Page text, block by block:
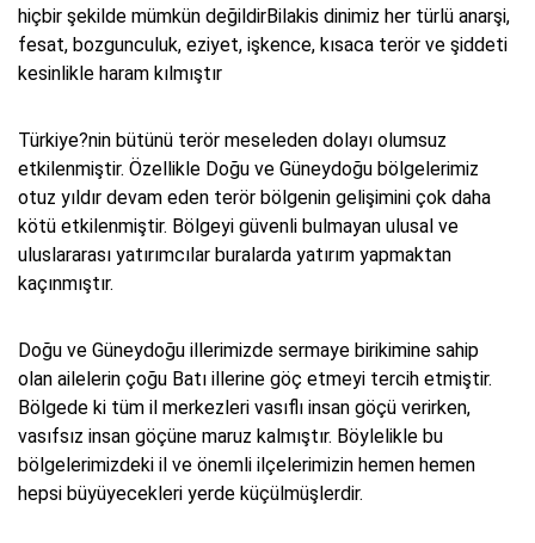
hiçbir şekilde mümkün değildirBilakis dinimiz her türlü anarşi,
fesat, bozgunculuk, eziyet, işkence, kısaca terör ve şiddeti
kesinlikle haram kılmıştır
Türkiye?nin bütünü terör meseleden dolayı olumsuz
etkilenmiştir. Özellikle Doğu ve Güneydoğu bölgelerimiz
otuz yıldır devam eden terör bölgenin gelişimini çok daha
kötü etkilenmiştir. Bölgeyi güvenli bulmayan ulusal ve
uluslararası yatırımcılar buralarda yatırım yapmaktan
kaçınmıştır.
Doğu ve Güneydoğu illerimizde sermaye birikimine sahip
olan ailelerin çoğu Batı illerine göç etmeyi tercih etmiştir.
Bölgede ki tüm il merkezleri vasıflı insan göçü verirken,
vasıfsız insan göçüne maruz kalmıştır. Böylelikle bu
bölgelerimizdeki il ve önemli ilçelerimizin hemen hemen
hepsi büyüyecekleri yerde küçülmüşlerdir.